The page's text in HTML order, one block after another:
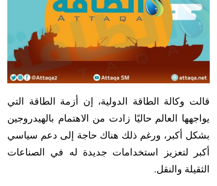
قالت وكالة الطاقة الدولية، إن أزمة الطاقة التي
يواجهها العالم حاليًا زادت من الاهتمام بالهيدروجين
بشكل أكبر، ورغم ذلك هناك حاجة إلى دعم سياسي
أكبر لتعزيز استخدامات جديدة له في الصناعات
الثقيلة والنقل.